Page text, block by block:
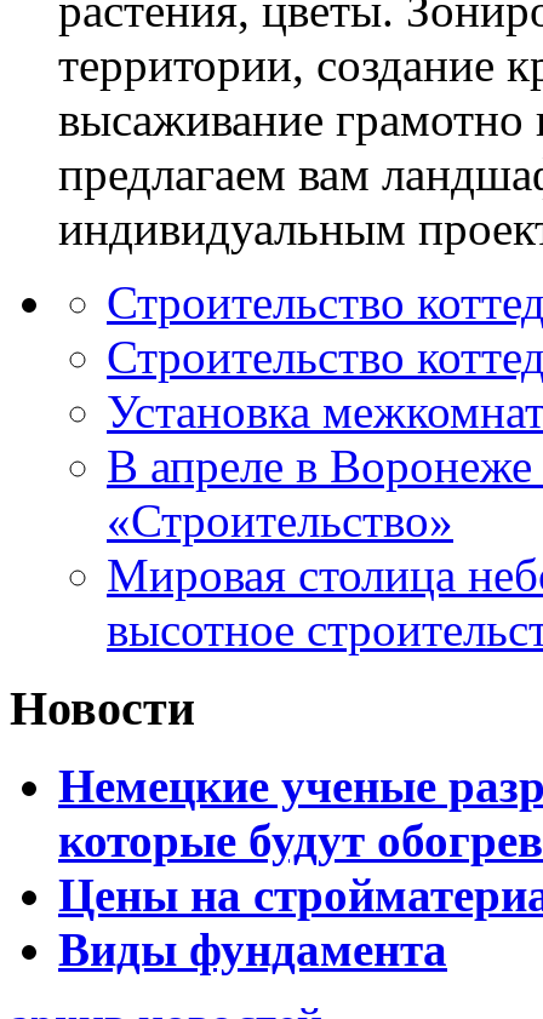
территории, создание
высаживание
предлагаем вам
индивидуальным
Строительство
Строительство
Установка
В апреле в Воронеже
«Строительство»
Мировая столица
высотное
Новости
Немецкие ученые
которые будут
Цены на
Виды фундамента